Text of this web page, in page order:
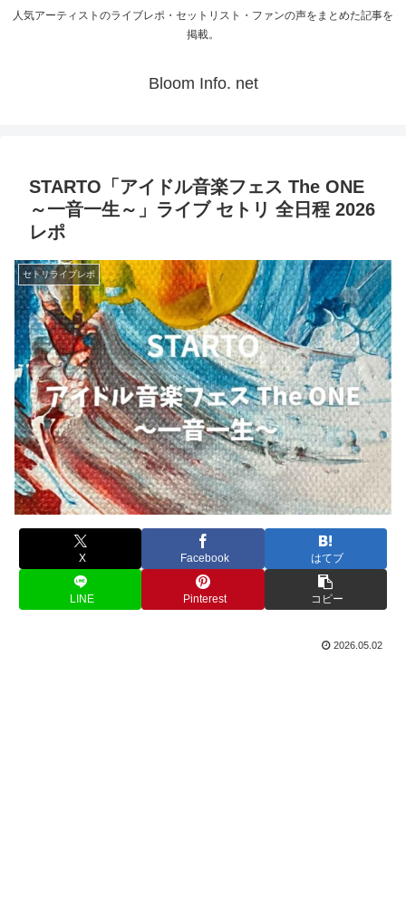
人気アーティストのライブレポ・セットリスト・ファンの声をまとめた記事を
掲載。
Bloom Info. net
STARTO「アイドル音楽フェス The ONE
～一音一生～」ライブ セトリ 全日程 2026
レポ
セトリライブレポ
X Facebook はてブ
LINE Pinterest コピー
2026.05.02